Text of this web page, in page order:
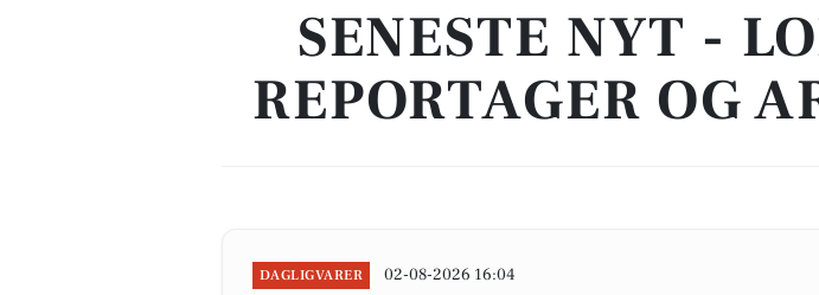
SENESTE NYT -
REPORTAGER OG
DAGLIGVARER 02-08-2026 16:04